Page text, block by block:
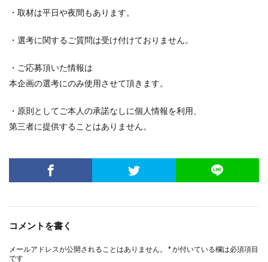
・取材は平日や夜間もあります。
・選考に関するご質問は受け付けておりません。
・ご応募頂いた情報は
本企画の選考にのみ使用させて頂きます。
・原則としてご本人の承諾なしに個人情報を利用、
第三者に提供することはありません。
コメントを書く
メールアドレスが公開されることはありません。 *が付いている欄は必須項目
です